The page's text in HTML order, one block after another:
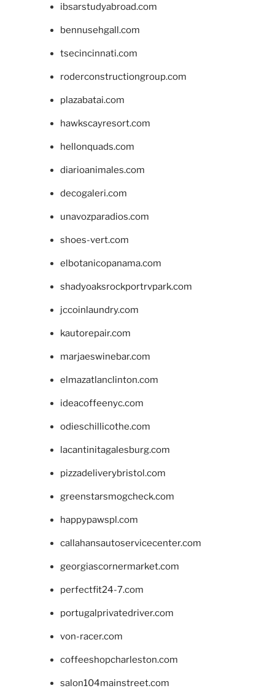
ibsarstudyabroad.com
bennusehgall.com
tsecincinnati.com
roderconstructiongroup.com
plazabatai.com
hawkscayresort.com
hellonquads.com
diarioanimales.com
decogaleri.com
unavozparadios.com
shoes-vert.com
elbotanicopanama.com
shadyoaksrockportrvpark.com
jccoinlaundry.com
kautorepair.com
marjaeswinebar.com
elmazatlanclinton.com
ideacoffeenyc.com
odieschillicothe.com
lacantinitagalesburg.com
pizzadeliverybristol.com
greenstarsmogcheck.com
happypawspl.com
callahansautoservicecenter.com
georgiascornermarket.com
perfectfit24-7.com
portugalprivatedriver.com
von-racer.com
coffeeshopcharleston.com
salon104mainstreet.com